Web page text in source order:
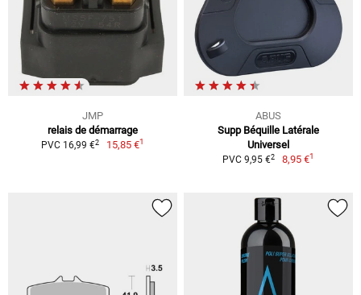
JMP
relais de démarrage
PVC 16,99 €2 15,85 €1
ABUS
Supp Béquille Latérale
Universel
PVC 9,95 €2 8,95 €1